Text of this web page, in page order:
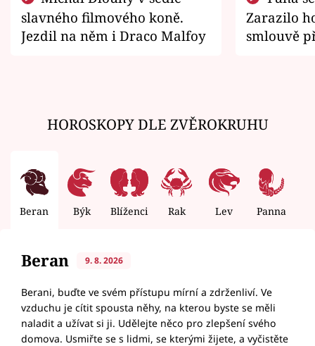
slavného filmového koně.
Jezdil na něm i Draco Malfoy
Zarazilo
smlouvě
HOROSKOPY DLE ZVĚROKRUHU
Beran Býk Blíženci Rak Lev Panna
Beran 9. 8. 2026
Berani, buďte ve svém přístupu mírní a zdrženliví. Ve
vzduchu je cítit spousta něhy, na kterou byste se měli
naladit a užívat si ji. Udělejte něco pro zlepšení svého
domova. Usmiřte se s lidmi, se kterými žijete, a vyčistěte